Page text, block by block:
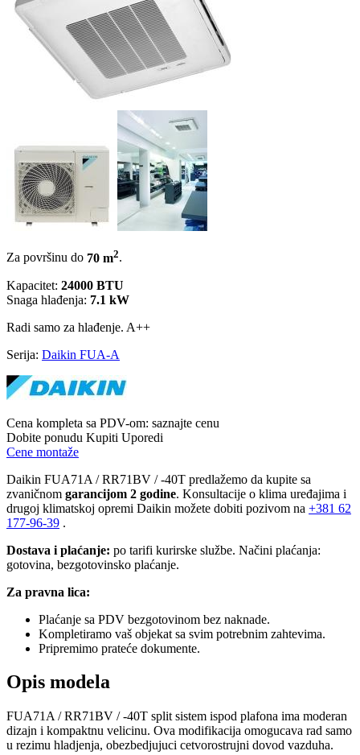
Za površinu do 70 m2.
Kapacitet: 24000 BTU
Snaga hlađenja: 7.1 kW
Radi samo za hlađenje. A++
Serija: Daikin FUA-A
Cena kompleta sa PDV-om: saznajte cenu
Dobite ponudu Kupiti Uporedi
Cene montaže
Daikin FUA71A / RR71BV / -40T predlažemo da kupite sa
zvaničnom garancijom 2 godine. Konsultacije o klima uređajima i
drugoj klimatskoj opremi Daikin možete dobiti pozivom na +381 62
177-96-39 .
Dostava i plaćanje: po tarifi kurirske službe. Načini plaćanja:
gotovina, bezgotovinsko plaćanje.
Za pravna lica:
Plaćanje sa PDV bezgotovinom bez naknade.
Kompletiramo vaš objekat sa svim potrebnim zahtevima.
Pripremimo prateće dokumente.
Opis modela
FUA71A / RR71BV / -40T split sistem ispod plafona ima moderan
dizajn i kompaktnu velicinu. Ova modifikacija omogucava rad samo
u rezimu hladjenja, obezbedjujuci cetvorostrujni dovod vazduha.